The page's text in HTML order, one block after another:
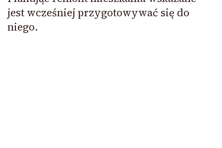
jest wcześniej przygotowywać się do
niego.